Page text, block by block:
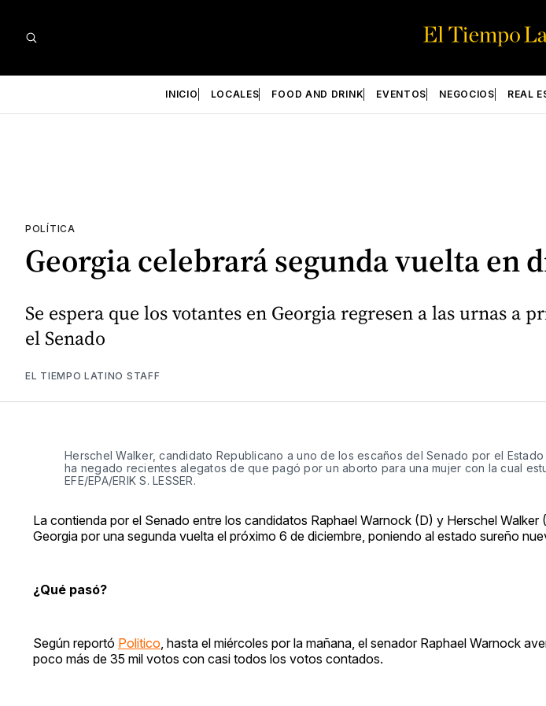
INICIO LOCALES FOOD AND DRINK EVENTOS NEGOCIOS REAL
POLÍTICA
Georgia celebrará segunda vuelta en
Se espera que los votantes en Georgia regresen a las urnas
el Senado
EL TIEMPO LATINO STAFF
Herschel Walker, candidato Republicano a uno de los escaños del Senado por el
ha negado recientes alegatos de que pagó por un aborto para una mujer con la cual
EFE/EPA/ERIK S. LESSER.
La contienda por el Senado entre los candidatos Raphael Warnock (D) y Herschel
Georgia por una segunda vuelta el próximo 6 de diciembre, poniendo al estado sureño
¿Qué pasó?
Según reportó Politico , hasta el miércoles por la mañana, el senador Raphael Warnock
poco más de 35 mil votos con casi todos los votos contados.